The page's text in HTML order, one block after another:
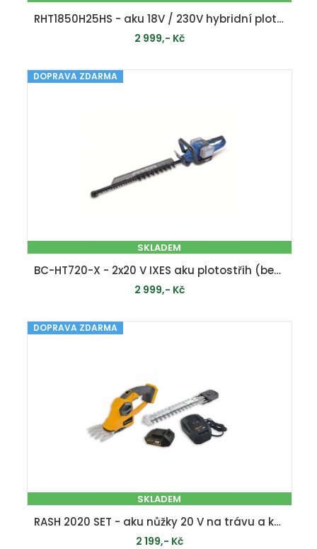
RHT1850H25HS - aku 18V / 230V hybridní plotostřih + 1x 2,5 Ah baterie + nabíječka ONE+
2 999,- Kč
DOPRAVA ZDARMA
SKLADEM
BC-HT720-X - 2x20 V IXES aku plotostřih (bez baterie a nabíječky)
2 999,- Kč
DOPRAVA ZDARMA
SKLADEM
RASH 2020 SET - aku nůžky 20 V na trávu a keře + 2 Ah baterie + nabíječka
2 199,- Kč